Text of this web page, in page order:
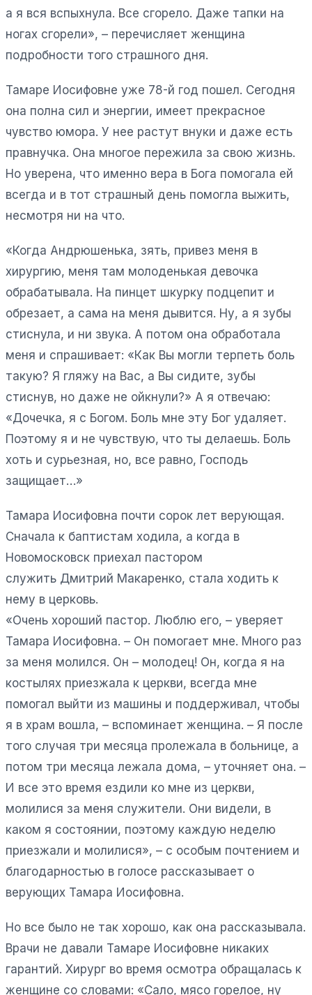
а я вся вспыхнула. Все сгорело. Даже тапки на
ногах сгорели», – перечисляет женщина
подробности того страшного дня.
Тамаре Иосифовне уже 78-й год пошел. Сегодня
она полна сил и энергии, имеет прекрасное
чувство юмора. У нее растут внуки и даже есть
правнучка. Она многое пережила за свою жизнь.
Но уверена, что именно вера в Бога помогала ей
всегда и в тот страшный день помогла выжить,
несмотря ни на что.
«Когда Андрюшенька, зять, привез меня в
хирургию, меня там молоденькая девочка
обрабатывала. На пинцет шкурку подцепит и
обрезает, а сама на меня дывится. Ну, а я зубы
стиснула, и ни звука. А потом она обработала
меня и спрашивает: «Как Вы могли терпеть боль
такую? Я гляжу на Вас, а Вы сидите, зубы
стиснув, но даже не ойкнули?» А я отвечаю:
«Дочечка, я с Богом. Боль мне эту Бог удаляет.
Поэтому я и не чувствую, что ты делаешь. Боль
хоть и сурьезная, но, все равно, Господь
защищает…»
Тамара Иосифовна почти сорок лет верующая.
Сначала к баптистам ходила, а когда в
Новомосковск приехал пастором
служить Дмитрий Макаренко, стала ходить к
нему в церковь.
«Очень хороший пастор. Люблю его, – уверяет
Тамара Иосифовна. – Он помогает мне. Много раз
за меня молился. Он – молодец! Он, когда я на
костылях приезжала к церкви, всегда мне
помогал выйти из машины и поддерживал, чтобы
я в храм вошла, – вспоминает женщина. – Я после
того случая три месяца пролежала в больнице, а
потом три месяца лежала дома, – уточняет она. –
И все это время ездили ко мне из церкви,
молилися за меня служители. Они видели, в
каком я состоянии, поэтому каждую неделю
приезжали и молилися», – с особым почтением и
благодарностью в голосе рассказывает о
верующих Тамара Иосифовна.
Но все было не так хорошо, как она рассказывала.
Врачи не давали Тамаре Иосифовне никаких
гарантий. Хирург во время осмотра обращалась к
женщине со словами: «Сало, мясо горелое, ну